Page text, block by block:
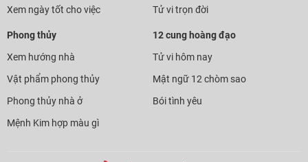
Xem ngày tốt cho việc
Tử vi trọn đời
Phong thủy
Xem hướng nhà
Vật phẩm phong thủy
Phong thủy nhà ở
Mệnh Kim hợp màu gì
12 cung hoàng đạo
Tử vi hôm nay
Mật ngữ 12 chòm sao
Bói tình yêu